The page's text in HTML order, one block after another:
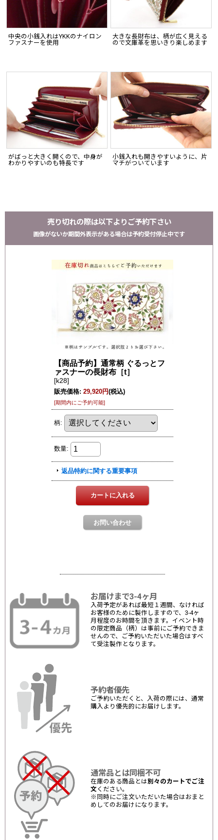
中央の小銭入れはYKKのナイロン
ファスナーを使用
大きな長財布は、柄が広く見える
ので文庫革を思いきり楽しめます
がばっと大きく開くので、中身が
わかりやすいのも特長です
小銭入れも開きやすいように、片
マチがついています
売り切れの際は以下よりご予約下さい
画像がないか期間外表示がある場合は予約受付停止中です
お届けまで3-4ヶ月
入荷予定があれば最短１週間、なければ
お客様のために製作しますので、3-4ヶ
月程度のお時間を頂きます。イベント時
の限定商品（柄）は事前にご予約できま
せんので、ご予約いただいた場合はすべ
て受注製作となります。
予約者優先
ご予約いただくと、入荷の際には、通常
購入より優先的にお届けします。
通常品とは同梱不可
在庫のある商品とは別々のカートでご注
文 ください。
※同時にご注文いただいた場合はおまと
めしてのお届けになります。